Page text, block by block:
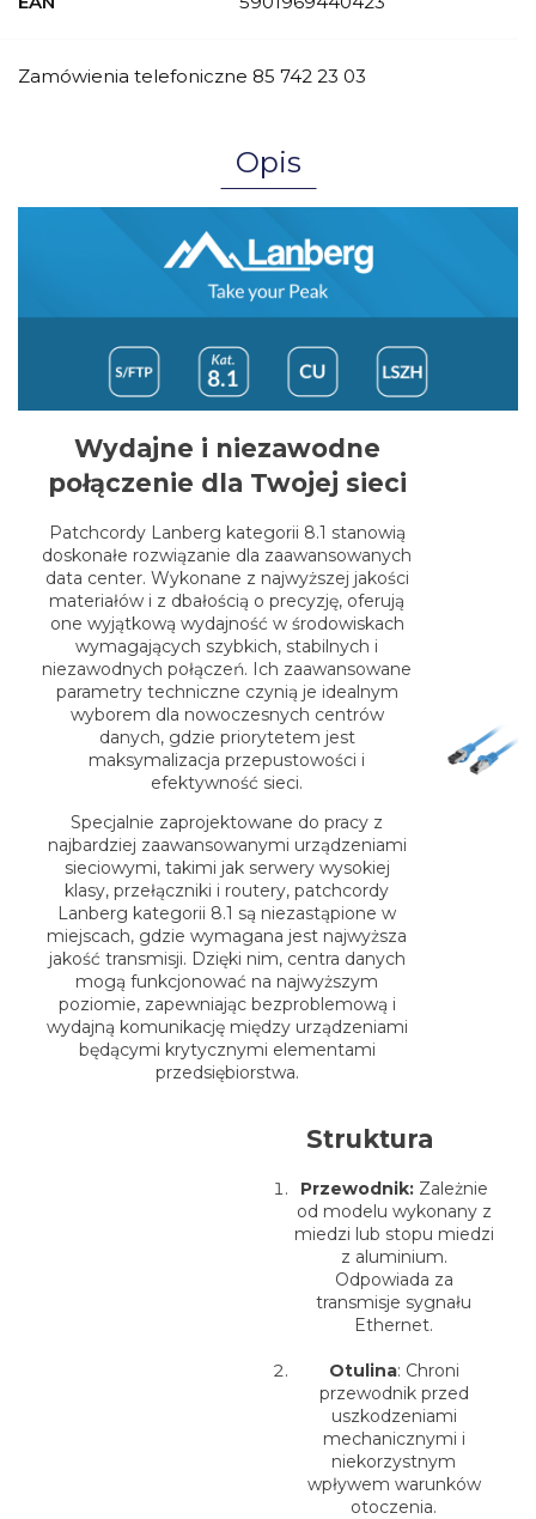
Zamówienia telefoniczne 85 742 23 03
Opis
Wydajne i niezawodne
połączenie dla Twojej sieci
Patchcordy Lanberg kategorii 8.1 stanowią
doskonałe rozwiązanie dla zaawansowanych
data center. Wykonane z najwyższej jakości
materiałów i z dbałością o precyzję, oferują
one wyjątkową wydajność w środowiskach
wymagających szybkich, stabilnych i
niezawodnych połączeń. Ich zaawansowane
parametry techniczne czynią je idealnym
wyborem dla nowoczesnych centrów
danych, gdzie priorytetem jest
maksymalizacja przepustowości i
efektywność sieci.
Specjalnie zaprojektowane do pracy z
najbardziej zaawansowanymi urządzeniami
sieciowymi, takimi jak serwery wysokiej
klasy, przełączniki i routery, patchcordy
Lanberg kategorii 8.1 są niezastąpione w
miejscach, gdzie wymagana jest najwyższa
jakość transmisji. Dzięki nim, centra danych
mogą funkcjonować na najwyższym
poziomie, zapewniając bezproblemową i
wydajną komunikację między urządzeniami
będącymi krytycznymi elementami
przedsiębiorstwa.
Struktura
Przewodnik:Zależnie
od modelu wykonany z
miedzi lub stopu miedzi
z aluminium.
Odpowiada za
transmisje sygnału
Ethernet.
Otulina: Chroni
przewodnik przed
uszkodzeniami
mechanicznymi i
niekorzystnym
wpływem warunków
otoczenia.